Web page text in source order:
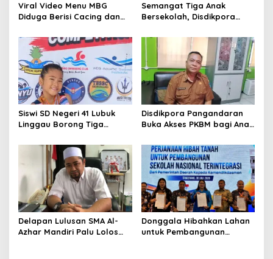
Viral Video Menu MBG
Diduga Berisi Cacing dan
Lakukan Investigasi
Semangat Tiga Anak
Bersekolah, Disdikpora
Pendidikan Terpenuhi
Siswi SD Negeri 41 Lubuk
Linggau Borong Tiga
Kejuaraan Akuatik
Indonesia Palembang
Disdikpora Pangandaran
Buka Akses PKBM bagi Anak
Delapan Lulusan SMA Al-
Azhar Mandiri Palu Lolos
Donggala Hibahkan Lahan
untuk Pembangunan